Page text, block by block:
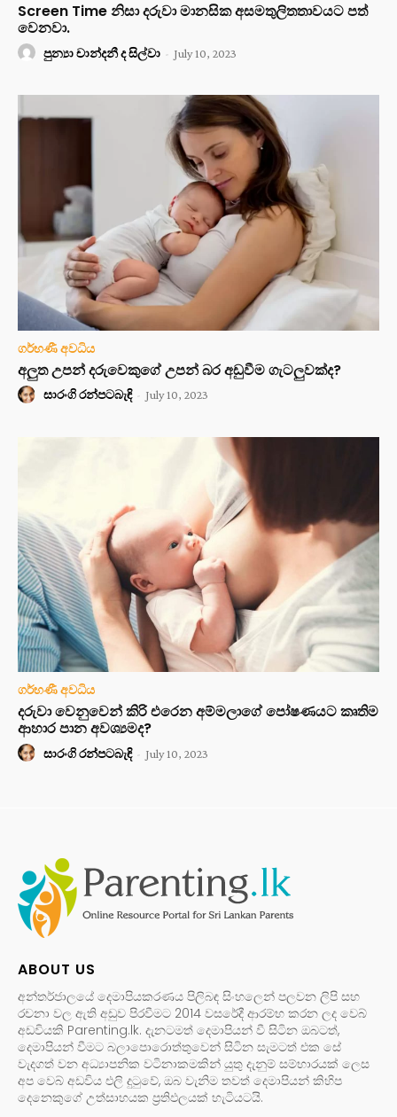
Screen Time නිසා දරුවා මානසික අසමතුලිතතාවයට පත්
වෙනවා.
පුන්‍යා චාන්දනී ද සිල්වා - July 10, 2023
ගර්භණී අවධිය
අලුත උපන් දරුවෙකුගේ උපන් බර අඩුවීම ගැටලුවක්ද?
සාරංගි රන්පටබැඳි - July 10, 2023
ගර්භණී අවධිය
දරුවා වෙනුවෙන් කිරි එරෙන අම්මලාගේ පෝෂණයට කෘතිම
ආහාර පාන අවශ්‍යමද?
සාරංගි රන්පටබැඳි - July 10, 2023
ABOUT US
අන්තර්ජාලයේ දෙමාපියකරණය පිලිබඳ සිංහලෙන් පලවන ලිපි සහ
රචනා වල ඇති අඩුව පිරවීමට 2014 වසරේදී ආරම්භ කරන ලද වෙබ්
අඩවියකි Parenting.lk. දැනටමත් දෙමාපියන් වී සිටින ඔබටත්,
දෙමාපියන් වීමට බලාපොරොත්තුවෙන් සිටින සැමටත් එක සේ
වැදගත් වන අධ්‍යාපනික වටිනාකමකින් යුතු දැනුම් සම්භාරයක් ලෙස
අප වෙබ් අඩවිය එලි දුටුවේ, ඔබ වැනිම තවත් දෙමාපියන් කිහිප
දෙනෙකුගේ උත්සාහයක ප්‍රතිඵලයක් හැටියටයි.